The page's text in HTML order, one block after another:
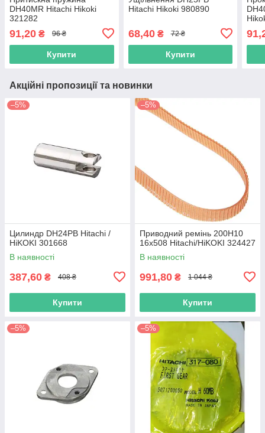
DH40MR Hitachi Hikoki
321282
91,20 ₴ 96 ₴
Купити
Hitachi Hikoki 980890
68,40₴ 72 ₴
Купити
Акційні пропозиції та новинки
–5%
Цилиндр DH24PB Hitachi /
HiKOKI 301668
В наявності
387,60 ₴ 408 ₴
Купити
–5%
Приводний ремінь 200Н10
16х508 Hitachi/HiKOKI 324427
В наявності
991,80 ₴ 1 044 ₴
Купити
–5% –5%